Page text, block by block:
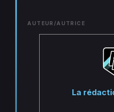
AUTEUR/AUTRICE
La